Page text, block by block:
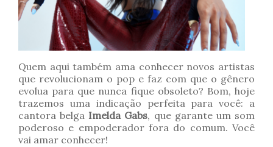
Quem aqui também ama conhecer novos artistas
que revolucionam o pop e faz com que o gênero
evolua para que nunca fique obsoleto? Bom, hoje
trazemos uma indicação perfeita para você: a
cantora belga Imelda Gabs, que garante um som
poderoso e empoderador fora do comum. Você
vai amar conhecer!